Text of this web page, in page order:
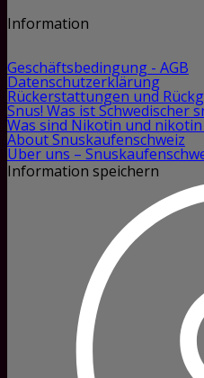
Information
Geschäftsbedingung - AGB
Datenschutzerklärung
Rückerstattungen und
Snus! Was ist Schwedischer
Was sind Nikotin und
About Snuskaufenschweiz
Über uns –
Information speichern